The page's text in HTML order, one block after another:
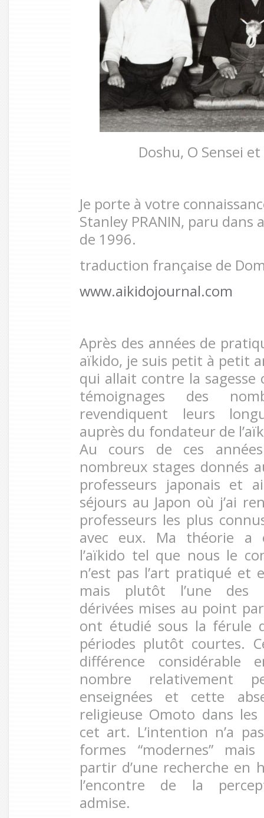
Doshu, O Sensei
Je porte à votre
Stanley PRANIN, paru dans
de 1996.
traduction française de
www.aikidojournal.com
Après des années de
aïkido, je suis petit à petit
qui allait contre la
témoignages des
revendiquent leurs
auprès du fondateur de
Au cours de ces
nombreux stages donnés
professeurs japonais et
séjours au Japon où j’ai
professeurs les plus
avec eux. Ma théorie a
l’aïkido tel que nous le
n’est pas l’art pratiqué et
mais plutôt l’une des
dérivées mises au point
ont étudié sous la férule
périodes plutôt courtes.
différence
nombre relativement
enseignées et cette
religieuse Omoto dans
cet art. L’intention n’a
formes “modernes”
partir d’une recherche en
l’encontre de la
admise.